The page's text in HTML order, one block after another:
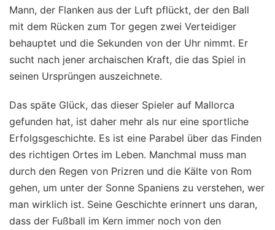
Mann, der Flanken aus der Luft pflückt, der den Ball
mit dem Rücken zum Tor gegen zwei Verteidiger
behauptet und die Sekunden von der Uhr nimmt. Er
sucht nach jener archaischen Kraft, die das Spiel in
seinen Ursprüngen auszeichnete.
Das späte Glück, das dieser Spieler auf Mallorca
gefunden hat, ist daher mehr als nur eine sportliche
Erfolgsgeschichte. Es ist eine Parabel über das Finden
des richtigen Ortes im Leben. Manchmal muss man
durch den Regen von Prizren und die Kälte von Rom
gehen, um unter der Sonne Spaniens zu verstehen, wer
man wirklich ist. Seine Geschichte erinnert uns daran,
dass der Fußball im Kern immer noch von den